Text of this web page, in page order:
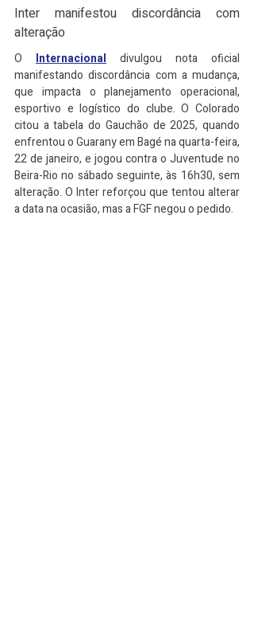
Inter manifestou discordância com
alteração
O Internacional divulgou nota oficial
manifestando discordância com a mudança,
que impacta o planejamento operacional,
esportivo e logístico do clube. O Colorado
citou a tabela do Gauchão de 2025, quando
enfrentou o Guarany em Bagé na quarta-feira,
22 de janeiro, e jogou contra o Juventude no
Beira-Rio no sábado seguinte, às 16h30, sem
alteração. O Inter reforçou que tentou alterar
a data na ocasião, mas a FGF negou o pedido.​